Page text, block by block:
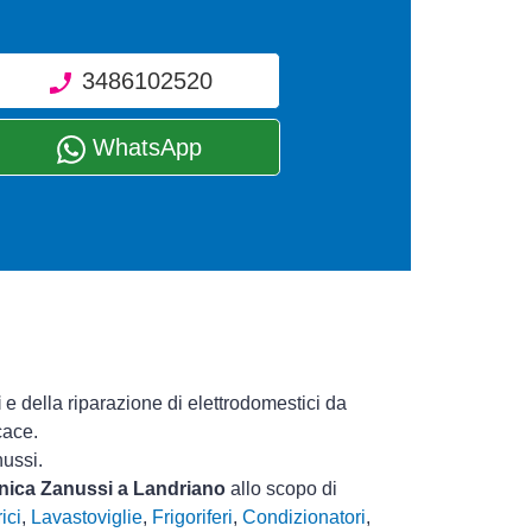
3486102520
WhatsApp
e della riparazione di elettrodomestici da
Zanussi a Landriano allo scopo di
, Lavastoviglie, Frigoriferi, Condizionatori,